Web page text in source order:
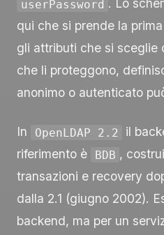
userPassword . Lo
qui che si prende la
gli attributi che si sceglie
che li proteggono,
anonimo o autenticato
In OpenLDAP 2.2
il
riferimento è
BDB ,
transazioni e recovery
dalla 2.1 (giugno 2002).
backend, ma per un